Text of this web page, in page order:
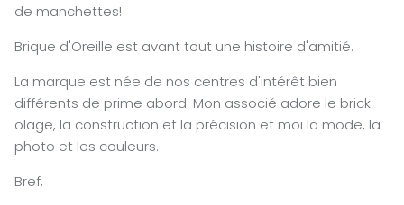
de manchettes!
Brique d'Oreille est avant tout une histoire d'amitié.
La marque est née de nos centres d'intérêt bien
différents de prime abord. Mon associé adore le brick-
olage, la construction et la précision et moi la mode, la
photo et les couleurs.
Bref,